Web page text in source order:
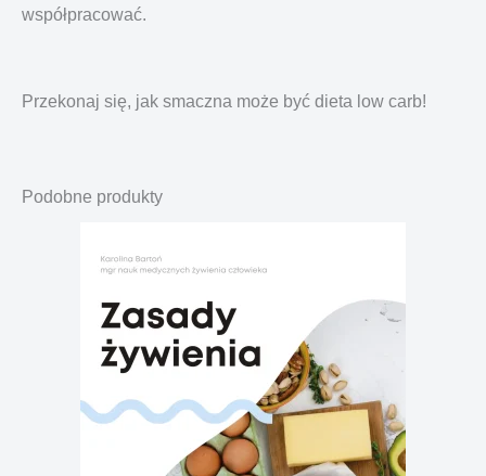
współpracować.
Przekonaj się, jak smaczna może być dieta low carb!
Podobne produkty